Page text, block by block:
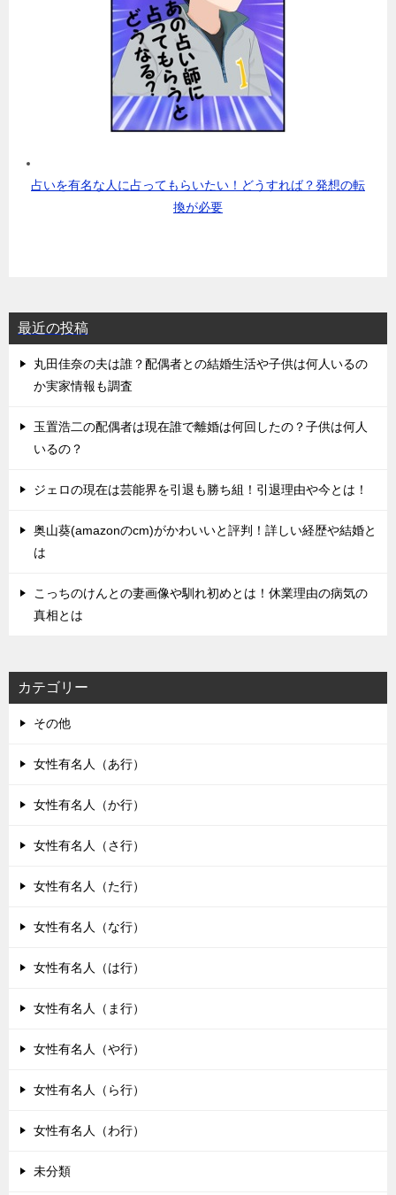
占いを有名な人に占ってもらいたい！どうすれば？発想の転
換が必要
最近の投稿
丸田佳奈の夫は誰？配偶者との結婚生活や子供は何人いるの
か実家情報も調査
玉置浩二の配偶者は現在誰で離婚は何回したの？子供は何人
いるの？
ジェロの現在は芸能界を引退も勝ち組！引退理由や今とは！
奥山葵(amazonのcm)がかわいいと評判！詳しい経歴や結婚と
は
こっちのけんとの妻画像や馴れ初めとは！休業理由の病気の
真相とは
カテゴリー
その他
女性有名人（あ行）
女性有名人（か行）
女性有名人（さ行）
女性有名人（た行）
女性有名人（な行）
女性有名人（は行）
女性有名人（ま行）
女性有名人（や行）
女性有名人（ら行）
女性有名人（わ行）
未分類